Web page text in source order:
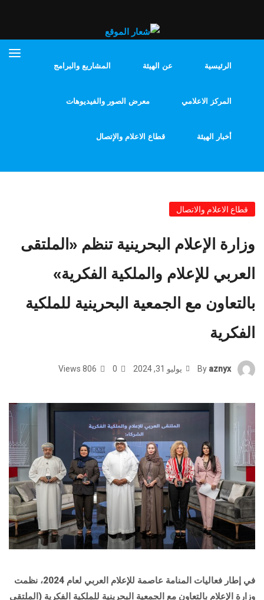
الرئيسية عن الهيئة المشاريع والبرامج
المركز الاعلامي معرض الصور والفيديوهات
أخبار الهيئة قطاع الاعلام والإتصال
قطاع الاعلام والاتصال
وزارة الإعلام البحرينية تنظم «الملتقى
العربي للإعلام والملكية الفكرية»
بالتعاون مع الجمعية البحرينية للملكية
الفكرية
By aznyx يوليو 31, 2024
في إطار فعاليات المنامة عاصمة للإعلام العربي لعام 2024، نظمت
وزارة الإعلام بالتعاون مع الجمعية البحرينية للملكية الفكرية (الملتقى